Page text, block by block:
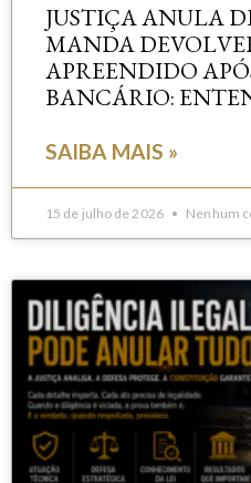
JUSTIÇA ANULA
MANDA
APREENDIDO
BANCÁRIO:
SAIBA MAIS »
15 de julho de 2026 Nenhum